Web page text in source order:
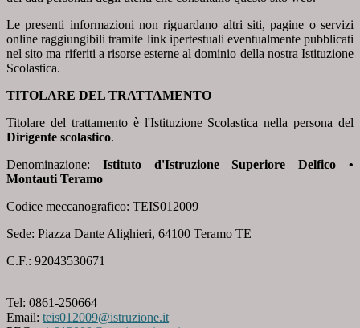
Le presenti informazioni non riguardano altri siti, pagine o servizi
online raggiungibili tramite link ipertestuali eventualmente pubblicati
nel sito ma riferiti a risorse esterne al dominio della nostra Istituzione
Scolastica.
TITOLARE DEL TRATTAMENTO
Titolare del trattamento è l'Istituzione Scolastica nella persona del
Dirigente scolastico.
Denominazione: Istituto d'Istruzione Superiore Delfico •
Montauti Teramo
Codice meccanografico: TEIS012009
Sede: Piazza Dante Alighieri, 64100 Teramo TE
C.F.: 92043530671
Tel: 0861-250664
Email: teis012009@istruzione.it